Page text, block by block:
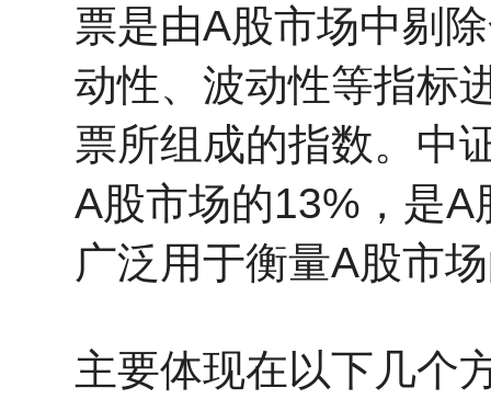
票是由A股市场中剔
动性、波动性等指标
票所组成的指数。中
A股市场的13%，是
广泛用于衡量A股市
主要体现在以下几个